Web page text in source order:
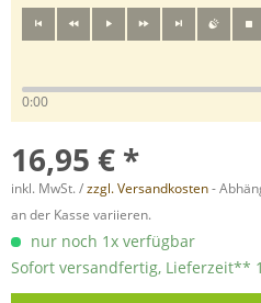
0:00
16,95 € *
inkl. MwSt. /zzgl. Versandkosten-
an der Kasse variieren.
nur noch 1x verfügbar
Sofort versandfertig, Lieferzeit**